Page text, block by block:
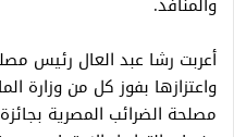
أعربت رشا عبد العال رئيس
واعتزازها بفوز كل من وزارة
مصلحة الضرائب المصرية